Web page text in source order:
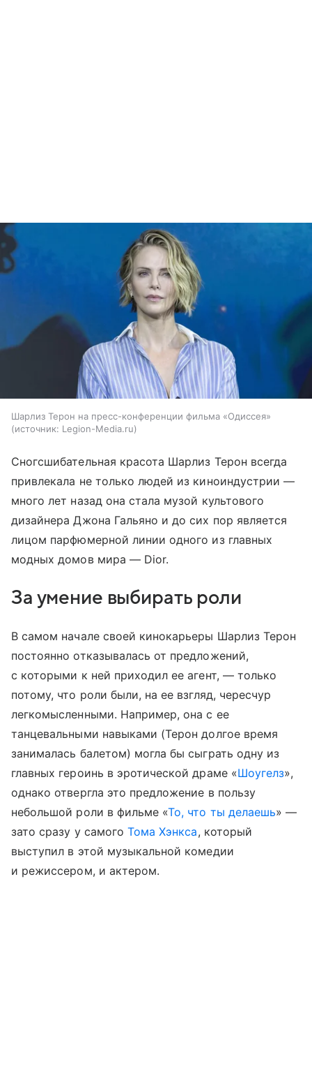
Шарлиз Терон на пресс-конференции фильма «Одиссея»
источник: Legion-Media.ru
Сногсшибательная красота Шарлиз Терон всегда
привлекала не только людей из киноиндустрии —
много лет назад она стала музой культового
дизайнера Джона Гальяно и до сих пор является
лицом парфюмерной линии одного из главных
модных домов мира — Dior.
За умение выбирать роли
В самом начале своей кинокарьеры Шарлиз Терон
постоянно отказывалась от предложений,
с которыми к ней приходил ее агент, — только
потому, что роли были, на ее взгляд, чересчур
легкомысленными. Например, она с ее
танцевальными навыками (Терон долгое время
занималась балетом) могла бы сыграть одну из
главных героинь в эротической драме «Шоугелз»,
однако отвергла это предложение в пользу
небольшой роли в фильме «То, что ты делаешь» —
зато сразу у самого Тома Хэнкса, который
выступил в этой музыкальной комедии
и режиссером, и актером.